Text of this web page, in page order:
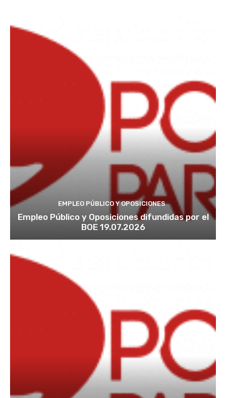
EMPLEO PÚBLICO Y OPOSICIONES
Empleo Público y Oposiciones difundidas por el
BOE 19.07.2026